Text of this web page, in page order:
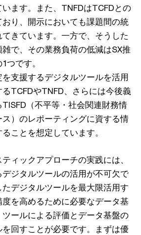
ます。また、TNFDはTCFDとの
り、開示においても課題間の統
きています。一方で、そうした
で、その業務負荷の低減はSX推
つです。
支援するデジタルツールを活用
TCFDやTNFD、さらには今後義
（不平等・社会関連財務情
）のレポーティングに資する情
ことを想定しています。
ィックアプローチの実践には、
ジタルツールの活用が不可欠で
デジタルツールを最大限活用す
を高めるために必要なデータ基
ールによる評価とデータ基盤の
回すことが必要です。まずは優